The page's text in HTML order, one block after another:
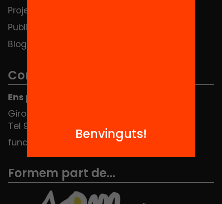
Projectes
Publicacions i vídeos
Blog
Contacte
Ens pots trobar al Hub Social
Girona 34, interior 08010 Barcelona
Tel 934 588 700
fundacio@equitat.org
Formem part de...
Benvinguts!